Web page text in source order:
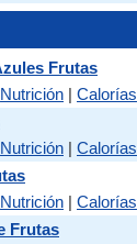
Frutas
Nutrición | Calorías
Nutrición | Calorías
Nutrición | Calorías
Frutas